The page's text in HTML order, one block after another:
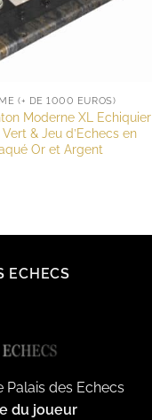
(+ DE 1000 EUROS)
Moderne XL Echiquier
& Jeu d’Echecs en
Or et Argent
ECHECS
Palais des Echecs
du joueur